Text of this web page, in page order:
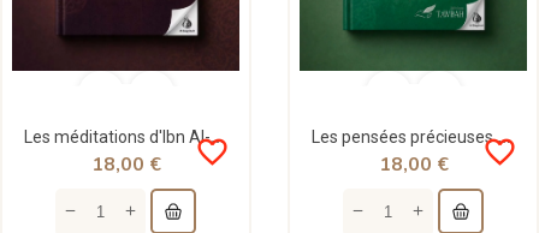
Les méditations d'Ibn Al-Qayyim (Al-Fawâ'id) - Tawbah
favorite_border
18,00 €
Les pensées précieuses - ibn al Jawzi - Tawbah
favorite_border
18,00 €